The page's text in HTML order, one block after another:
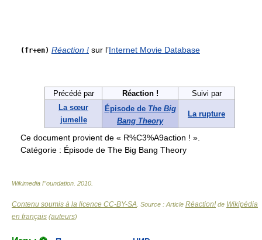
(fr+en) Réaction ! sur l’Internet Movie Database
Précédé par Réaction !
Suivi par
La sœur
jumelle
Épisode de The Big
Bang Theory
La rupture
Ce document provient de « R%C3%A9action ! ».
Catégorie : Épisode de The Big Bang Theory
Wikimedia Foundation 2010
Contenu soumis à la licence CC-BY-SA . Source : Article Réaction! de Wikipédia
en français (auteurs)